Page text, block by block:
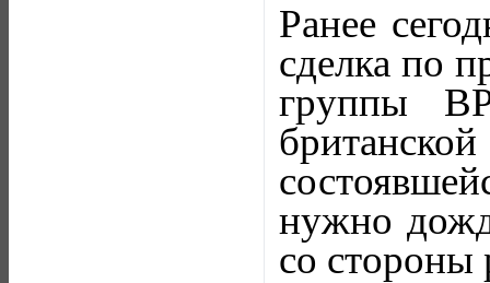
Ранее
сделка по
группы
нужно
со стороны